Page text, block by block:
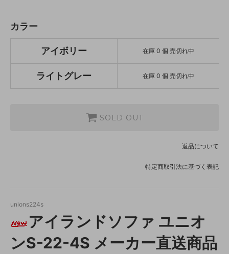
在庫 0 個 売切れ中
カラー
アイボリー 在庫 0 個 売切れ中
ライトグレー 在庫 0 個 売切れ中
SOLD OUT
返品について
特定商取引法に基づく表記
unions224s
アイランドソファ ユニオ
ンS-22-4S メーカー直送商品